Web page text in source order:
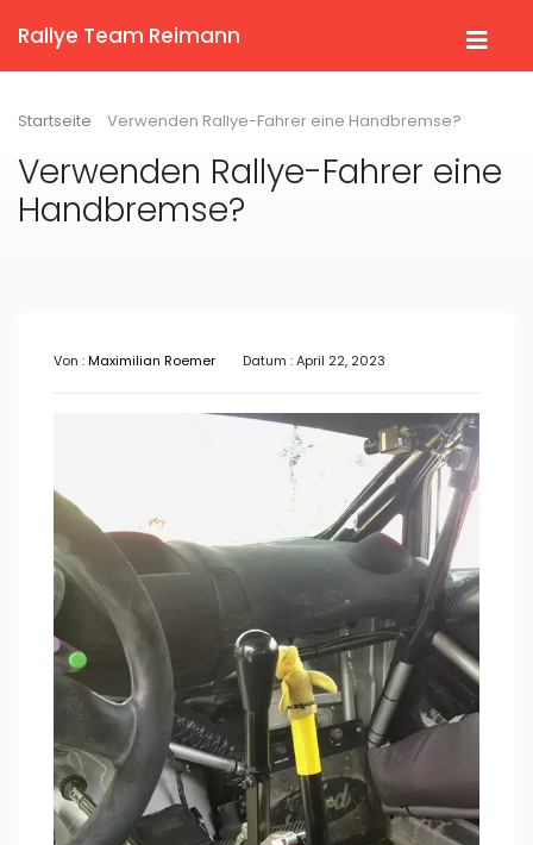
Rallye Team Reimann
Startseite Verwenden Rallye-Fahrer eine Handbremse?
Verwenden Rallye-Fahrer eine
Handbremse?
Von :Maximilian Roemer Datum : April 22, 2023